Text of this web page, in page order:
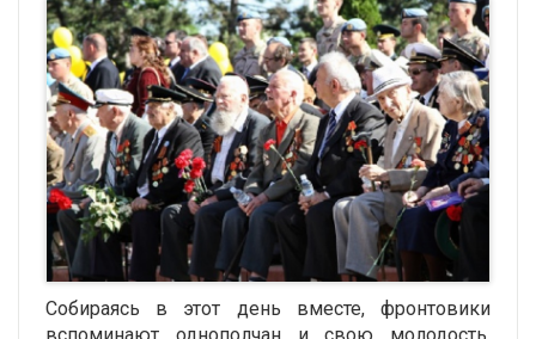
Собираясь в этот день вместе, фронтовики